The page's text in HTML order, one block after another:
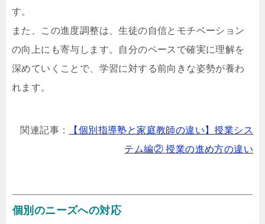
す。
また、この進度調整は、生徒の自信とモチベーション
の向上にも寄与します。自分のペースで確実に理解を
深めていくことで、学習に対する前向きな姿勢が養わ
れます。
関連記事：
【個別指導塾と家庭教師の違い】授業シス
テム編② 授業の進め方の違い
個別のニーズへの対応